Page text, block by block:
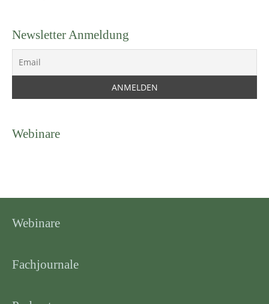
Newsletter Anmeldung
Webinare
Webinare
Fachjournale